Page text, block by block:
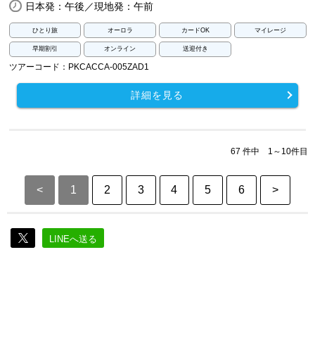
日本発：午後／現地発：午前
ひとり旅 オーロラ カードOK マイレージ
早期割引 オンライン 送迎付き
ツアーコード：PKCACCA-005ZAD1
詳細を見る
67 件中 1～10件目
< 1 2 3 4 5 6 >
LINEへ送る